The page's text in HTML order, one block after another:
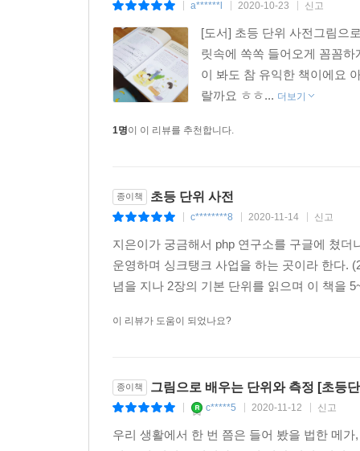
a******l 2020-10-23 신고
[도서] 초등 단위 사전그림으
릿속에 쏙쏙 들어오게 꼼꼼
이 봐도 참 유익한 책이에요
랄까요 ㅎㅎ... 더보기
1명이 이 리뷰를 추천합니다.
종이책 초등 단위 사전
c********8 2020-11-14 신고
지은이가 궁금해서 php 연구소를 구글에 쳤
운영하며 싱크탱크 사업을 하는 곳이라 한다.
념을 지나 2장의 기본 단위를 읽으며 이 책을
이 리뷰가 도움이 되었나요?
종이책 그림으로 배우는 단위와 측정 [초등
c*****5 2020-11-12 신고
우리 생활에서 한 번 쯤은 들어 봤을 법한 메